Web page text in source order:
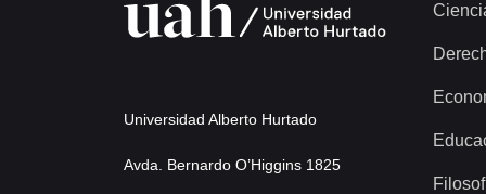
Universidad Alberto Hurtado
Avda. Bernardo O’Higgins 1825